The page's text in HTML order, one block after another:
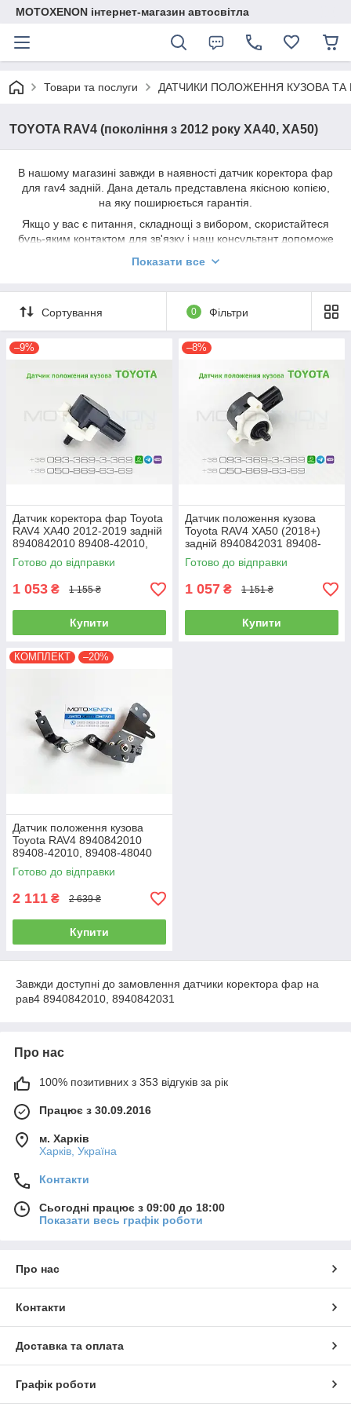
MOTOXENON інтернет-магазин автосвітла
Товари та послуги ДАТЧИКИ ПОЛОЖЕННЯ КУЗОВА ТА
TOYOTA RAV4 (покоління з 2012 року XA40, XA50)
В нашому магазині завжди в наявності датчик коректора фар
для rav4 задній. Дана деталь представлена якісною копією,
на яку поширюється гарантія.
Якщо у вас є питання, складнощі з вибором, скористайтеся
будь-яким контактом для зв'язку і наш консультант допоможе
положення кузова під ваше авто
+380933693369(Viber, Telegram, WhatsApp)
+380508696369
auto.motoxenon@gmail.com
Показати все
Сортування 0 Фільтри
–9%
Датчик коректора фар Toyota
RAV4 XA40 2012-2019 задній
8940842010 89408-42010,
89408-48040 8940848040
Готово до відправки
1 053 ₴ 1 155 ₴
Купити
–8%
Датчик положення кузова
Toyota RAV4 XA50 (2018+)
задній 8940842031 89408-
42031
Готово до відправки
1 057 ₴ 1 151 ₴
Купити
КОМПЛЕКТ –20%
Датчик положення кузова
Toyota RAV4 8940842010
89408-42010, 89408-48040
8940848040 задній в сборі
AFS
Готово до відправки
2 111 ₴ 2 639 ₴
Купити
Завжди доступні до замовлення датчики коректора фар на
рав4 8940842010, 8940842031
Про нас
100% позитивних з 353 відгуків за рік
Працює з 30.09.2016
м. Харків
Харків, Україна
Контакти
Сьогодні працює з 09:00 до 18:00
Показати весь графік роботи
Про нас
Контакти
Доставка та оплата
Графік роботи